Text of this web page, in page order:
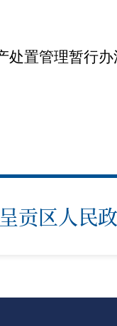
置管理暂行办
贡区人民